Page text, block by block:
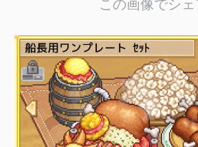
この画像でシェ